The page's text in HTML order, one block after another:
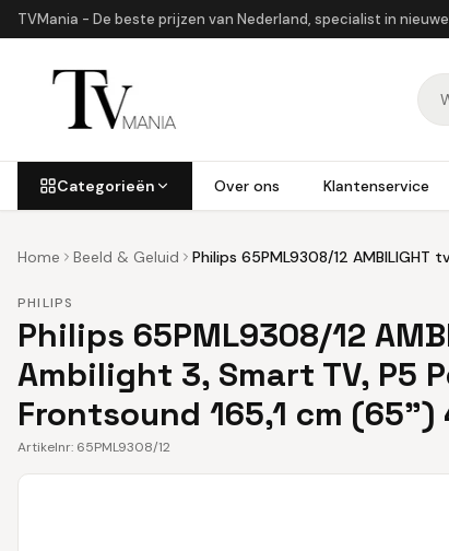
TVMania - De beste prijzen van Nederland, specialist in
Categorieën Over ons Klantenservice
Home Beeld & Geluid Philips 65PML9308/12 AMBILIGHT
PHILIPS
Philips 65PML9308/12
Ambilight 3, Smart TV, P5
Frontsound 165,1 cm
Artikelnr: 65PML9308/12